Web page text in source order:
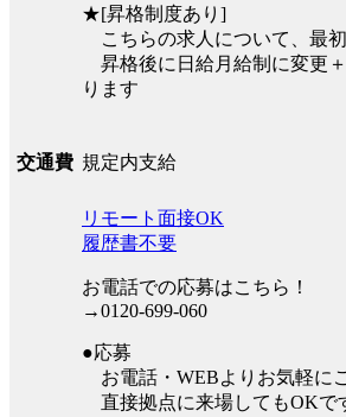
★[昇格制度あり]
こちらの求人について、最
昇格後に日給月給制に変更
ります
交通費 規定内支給
リモート面接OK
履歴書不要
お電話での応募はこちら！
→0120-699-060
●応募
お電話・WEBよりお気軽に
直接拠点に来場してもOK